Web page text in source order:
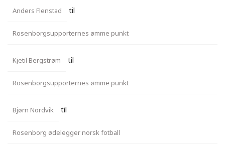
Anders Flenstad til
Rosenborgsupporternes ømme punkt
Kjetil Bergstrøm til
Rosenborgsupporternes ømme punkt
Bjørn Nordvik til
Rosenborg ødelegger norsk fotball